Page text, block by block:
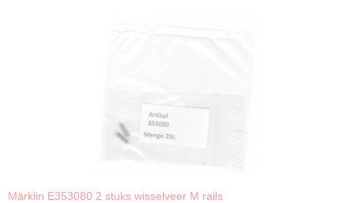
Märklin E353080 2 stuks wisselveer M rails